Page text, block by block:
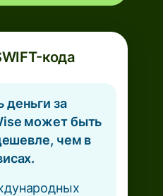
кода
деньги за
может быть
чем в